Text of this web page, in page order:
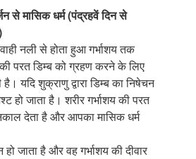
से मासिक धर्म (पंद्रहवें दिन से
नली से होता हुआ गर्भाशय तक
परत डिम्ब को ग्रहण करने के लिए
यदि शुक्राणु द्वारा डिम्ब का निषेचन
हो जाता है। शरीर गर्भाशय की परत
देता है और आपका मासिक धर्म
हो जाता है और वह गर्भाशय की दीवार